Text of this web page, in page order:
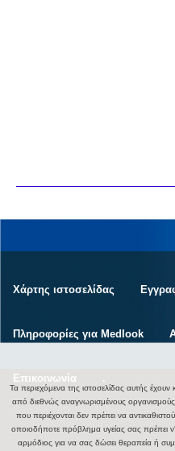
Χάρτης ιστοσελίδας
Πληροφορίες για Medlook
Επικοινωνία .
Τα περιεχόμενα της ιστοσελίδας αυτής
από διεθνώς αναγνωρισμένους
που περιέχονται δεν πρέπει να
οποιοδήποτε πρόβλημα υγείας σας πρέπει
αρμόδιος για να σας δώσει θεραπεία ή